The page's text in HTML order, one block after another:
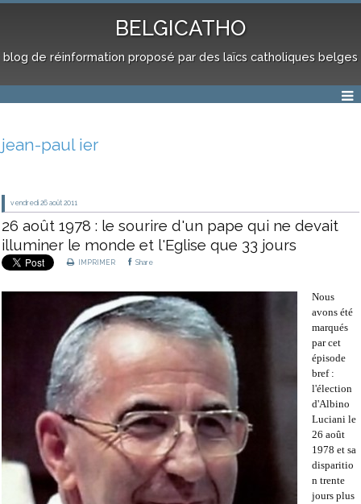
BELGICATHO
blog de réinformation proposé par des laïcs catholiques belges
jean-paul ier
vendredi 26 août 2011
26 août 1978 : le sourire d'un pape qui ne devait
illuminer le monde et l'Eglise que 33 jours
IMPRIMER Share
Nous
avons été
marqués
par cet
épisode
bref :
l'élection
d'Albino
Luciani le
26 août
1978 et sa
disparitio
n trente
jours plus